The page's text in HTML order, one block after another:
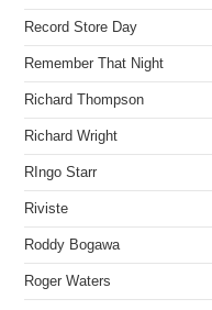
Record Store Day
Remember That Night
Richard Thompson
Richard Wright
RIngo Starr
Riviste
Roddy Bogawa
Roger Waters